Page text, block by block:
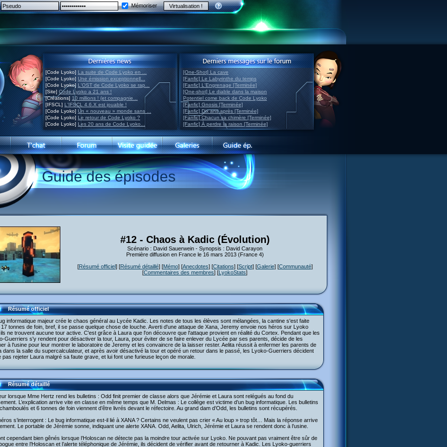
Mémoriser
[Code Lyoko] La suite de Code Lyoko en ...
[Code Lyoko] Une émission exceptionnell...
[Code Lyoko] L'OST de Code Lyoko se rap...
[Site] Code Lyoko a 21 ans !
[Créations] 10 millions ! (et compagnie...
[IFSCL] L'IFSCL 4.6.X est jouable !
[Code Lyoko] Un « nouveau » monde sans ...
[Code Lyoko] Le retour de Code Lyoko ?
[Code Lyoko] Les 20 ans de Code Lyoko...
[One-Shot] La cave
[Fanfic] Le Labyrinthe du temps
[Fanfic] L'Engrenage [Terminée]
[One-shot] Le diable dans la maison
Potentiel come back de Code Lyoko
[Fanfic] Gnosis [Terminée]
[Fanfic] Dix ans après [Terminée]
[Fanfic] Chacun sa chimère [Terminée]
[Fanfic] À perdre la raison [Terminée]
Guide des épisodes
#12 - Chaos à Kadic (Évolution)
Scénario : David Sauerwein - Synopsis : David Carayon
Première diffusion en France le 16 mars 2013 (France 4)
[Résumé officiel] [Résumé détaillé] [Mémo] [Anecdotes] [Citations] [Script] [Galerie] [Communauté]
[Commentaires des membres] [LyokoStats]
Résumé officiel
informatique majeur crée le chaos général au Lycée Kadic. Les notes de tous les élèves sont mélangées, la cantine s'est faite
tonnes de foin, bref, il se passe quelque chose de louche. Averti d'une attaque de Xana, Jeremy envoie nos héros sur Lyoko
ne trouvent aucune tour active. C'est grâce à Laura que l'on découvre que l'attaque provient en réalité du Cortex. Pendant que les
Guerriers s'y rendent pour désactiver la tour, Laura, pour éviter de se faire enlever du Lycée par ses parents, décide de les
à l'usine pour leur montrer le laboratoire de Jeremy et les convaincre de la laisser rester. Aelita réussit à enfermer les parents de
dans la salle du supercalculateur, et après avoir désactivé la tour et opéré un retour dans le passé, les Lyoko-Guerriers décident
pas rejeter Laura malgré sa faute grave, et lui font une furieuse leçon de morale.
Résumé détaillé
lorsque Mme Hertz rend les bulletins : Odd finit premier de classe alors que Jérémie et Laura sont relégués au fond du
L’explication arrive vite en classe en même temps que M. Delmas : Le collège est victime d’un bug informatique. Les bulletins
et 6 tonnes de foin viennent d’être livrés devant le réfectoire. Au grand dam d’Odd, les bulletins sont récupérés.
s’interrogent : Le bug informatique est-il lié à XANA ? Certains ne veulent pas crier « Au loup » trop tôt… Mais la réponse arrive
Le portable de Jérémie sonne, indiquant une alerte XANA. Odd, Aelita, Ulrich, Jérémie et Laura se rendent donc à l’usine.
cependant bien gênés lorsque l’Holoscan ne détecte pas la moindre tour activée sur Lyoko. Ne pouvant pas vraiment être sûr de
entre l’Holoscan et l’alerte téléphonique de Jérémie, ils décident de vérifier avant de retourner à Kadic. Les Lyoko-guerriers